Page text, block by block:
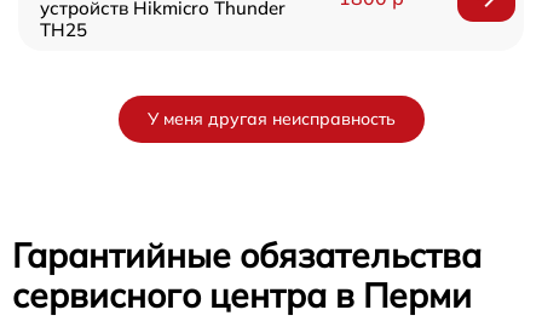
устройств Hikmicro Thunder
TH25
У меня другая неисправность
Гарантийные обязательства
сервисного центра в Перми